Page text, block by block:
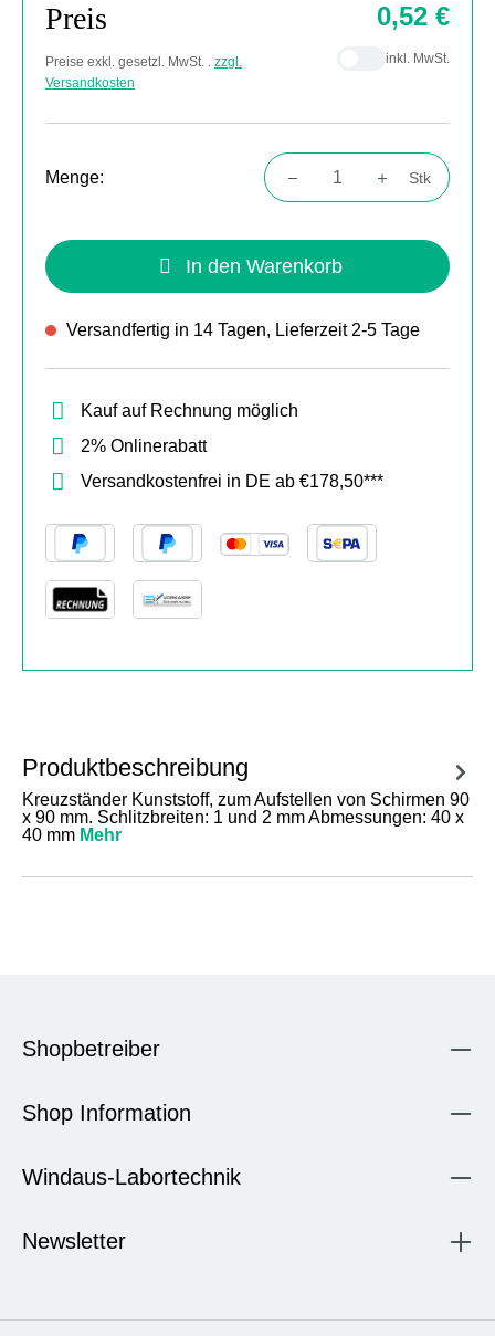
Preis
Preise exkl. gesetzl. MwSt. . zzgl.
Versandkosten
0,52 €
inkl. MwSt.
Menge:
Produkt Anzahl: Gib den gewünschten
Stk
In den Warenkorb
Versandfertig in 14 Tagen, Lieferzeit 2-5 Tage
Kauf auf Rechnung möglich
2% Onlinerabatt
Versandkostenfrei in DE ab €178,50***
Produktbeschreibung
Kreuzständer Kunststoff, zum Aufstellen von Schirmen 90
x 90 mm. Schlitzbreiten: 1 und 2 mm Abmessungen: 40 x
40 mm Mehr
Shopbetreiber
Shop Information
Windaus-Labortechnik
Newsletter